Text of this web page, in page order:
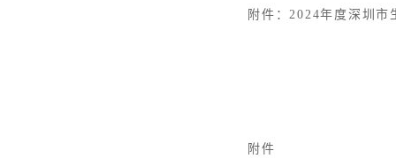
附件：2024年度深圳
附件